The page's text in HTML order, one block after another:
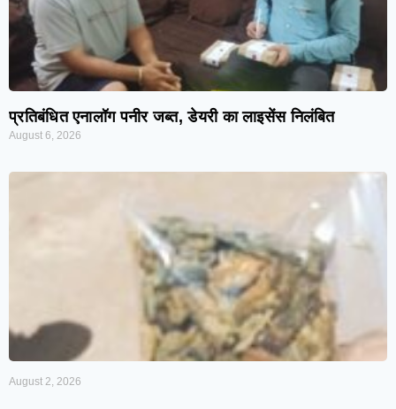
प्रतिबंधित एनालॉग पनीर जब्त, डेयरी का लाइसेंस निलंबित
August 6, 2026
August 2, 2026